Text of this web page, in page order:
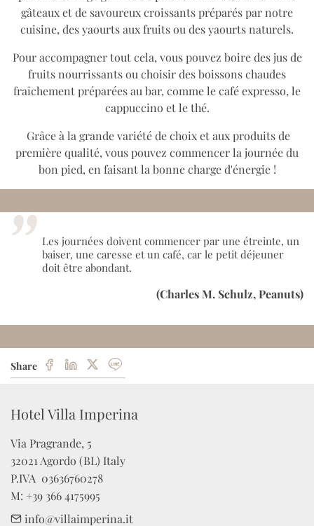
gâteaux et de savoureux croissants préparés par notre
cuisine, des yaourts aux fruits ou des yaourts naturels.
Pour accompagner tout cela, vous pouvez boire des jus de
fruits nourrissants ou choisir des boissons chaudes
fraîchement préparées au bar, comme le café expresso, le
cappuccino et le thé.
Grâce à la grande variété de choix et aux produits de
première qualité, vous pouvez commencer la journée du
bon pied, en faisant la bonne charge d'énergie !
Les journées doivent commencer par une étreinte, un
baiser, une caresse et un café, car le petit déjeuner
doit être abondant.
(Charles M. Schulz, Peanuts)
Share
Hotel Villa Imperina
Via Pragrande, 5
32021 Agordo (BL) Italy
P.IVA  03636760278
M: +39 366 4175995
info@villaimperina.it